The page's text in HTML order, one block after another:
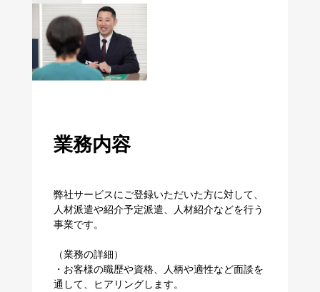
業務内容
弊社サービスにご登録いただいた方に対して、
人材派遣や紹介予定派遣、人材紹介などを行う
事業です。
（業務の詳細）
・お客様の職歴や資格、人柄や適性など面談を
通して、ヒアリングします。